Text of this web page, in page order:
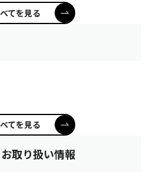
てを見る
てを見る
取り扱い情報